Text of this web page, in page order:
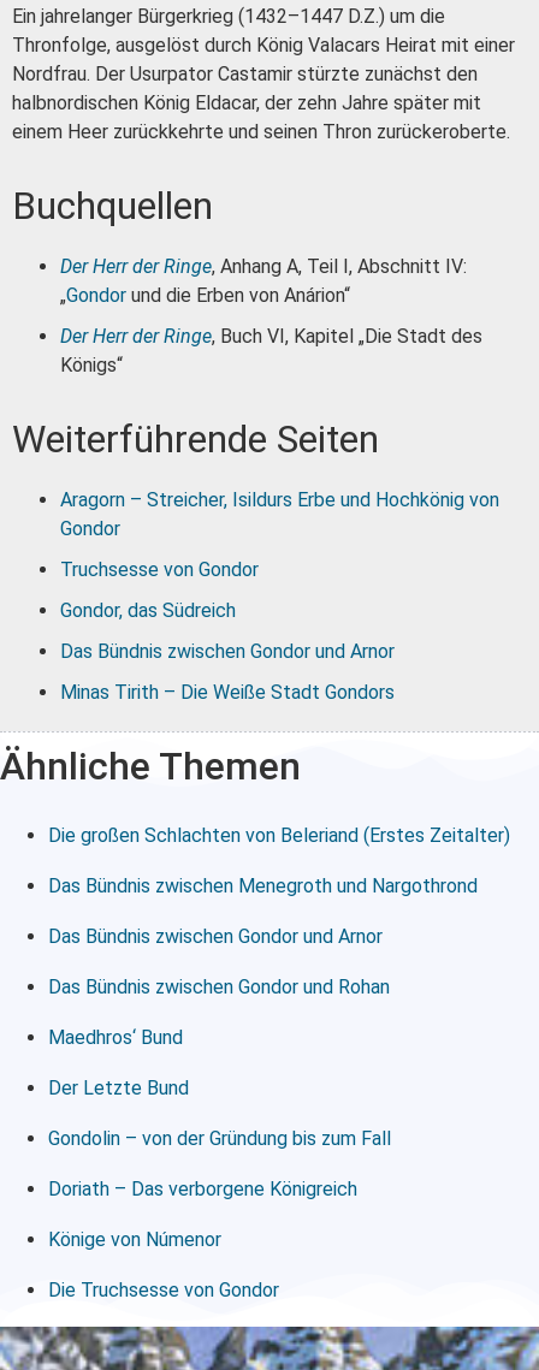
Ein jahrelanger Bürgerkrieg (1432–1447 D.Z.) um die
Thronfolge, ausgelöst durch König Valacars Heirat mit einer
Nordfrau. Der Usurpator Castamir stürzte zunächst den
halbnordischen König Eldacar, der zehn Jahre später mit
einem Heer zurückkehrte und seinen Thron zurückeroberte.
Buchquellen
Der Herr der Ringe, Anhang A, Teil I, Abschnitt IV:
„Gondor und die Erben von Anárion“
Der Herr der Ringe, Buch VI, Kapitel „Die Stadt des
Königs“
Weiterführende Seiten
Aragorn – Streicher, Isildurs Erbe und Hochkönig von
Gondor
Truchsesse von Gondor
Gondor, das Südreich
Das Bündnis zwischen Gondor und Arnor
Minas Tirith – Die Weiße Stadt Gondors
Ähnliche Themen
Die großen Schlachten von Beleriand (Erstes Zeitalter)
Das Bündnis zwischen Menegroth und Nargothrond
Das Bündnis zwischen Gondor und Arnor
Das Bündnis zwischen Gondor und Rohan
Maedhros‘ Bund
Der Letzte Bund
Gondolin – von der Gründung bis zum Fall
Doriath – Das verborgene Königreich
Könige von Númenor
Die Truchsesse von Gondor